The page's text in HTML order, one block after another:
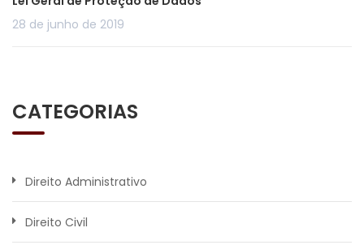
28 de junho de 2019
CATEGORIAS
Direito Administrativo
Direito Civil